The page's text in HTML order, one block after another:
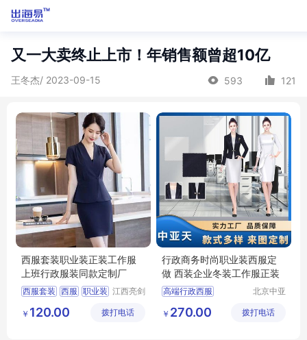
又一大卖终止上市！年销售额曾超10亿
王冬杰/ 2023-09-15 593 121
西服套装职业装正装工作服
上班行政服装同款定制厂
西服套装 西服 职业装 江西亮剑
公司
￥ 120.00 拨打电话
行政商务时尚职业装西服定
做 西装企业冬装工作服正装
高端行政西服
商务女士职业套装
北京中亚
限公司
￥ 270.00 拨打电话